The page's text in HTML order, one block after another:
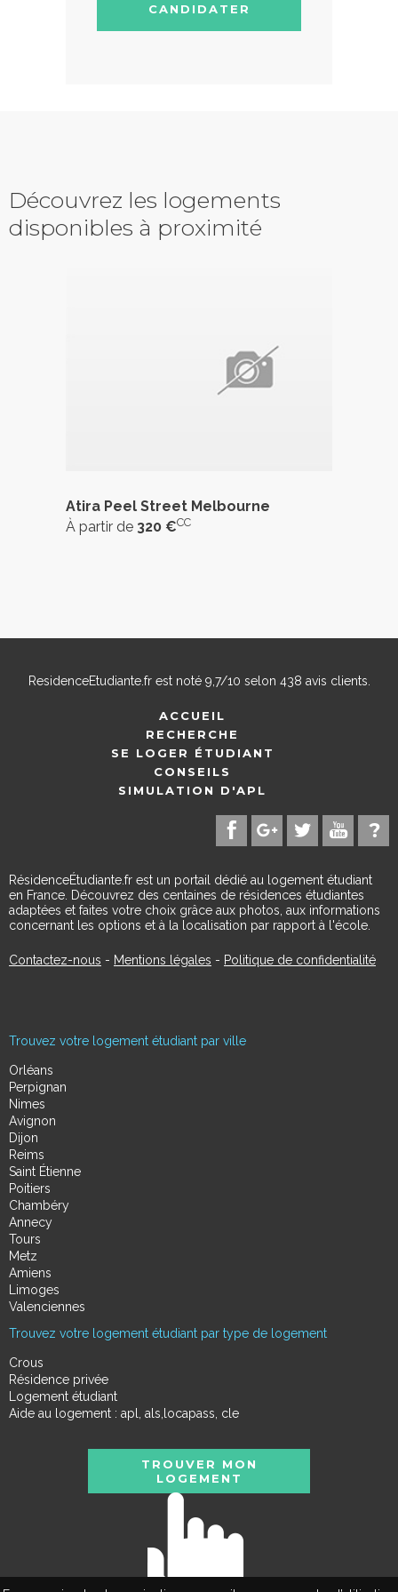
CANDIDATER
Découvrez les logements
disponibles à proximité
Atira Peel Street Melbourne
À partir de 320 €CC
ResidenceEtudiante.frest noté 9,7/10 selon 438 avis clients.
ACCUEIL
RECHERCHE
SE LOGER ÉTUDIANT
CONSEILS
SIMULATION D'APL
RésidenceÉtudiante.fr est un portail dédié au logement étudiant
en France. Découvrez des centaines de résidences étudiantes
adaptées et faites votre choix grâce aux photos, aux informations
concernant les options et à la localisation par rapport à l'école.
Contactez-nous - Mentions légales - Politique de confidentialité
Trouvez votre logement étudiant par ville
Orléans
Perpignan
Nimes
Avignon
Dijon
Reims
Saint Étienne
Poitiers
Chambéry
Annecy
Tours
Metz
Amiens
Limoges
Valenciennes
Trouvez votre logement étudiant par type de logement
Crous
Résidence privée
Logement étudiant
Aide au logement : apl, als,locapass, cle
TROUVER MON
LOGEMENT